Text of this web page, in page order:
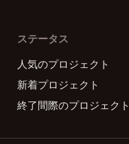
ステータス
人気のプロジェクト
新着プロジェクト
終了間際のプロジェクト